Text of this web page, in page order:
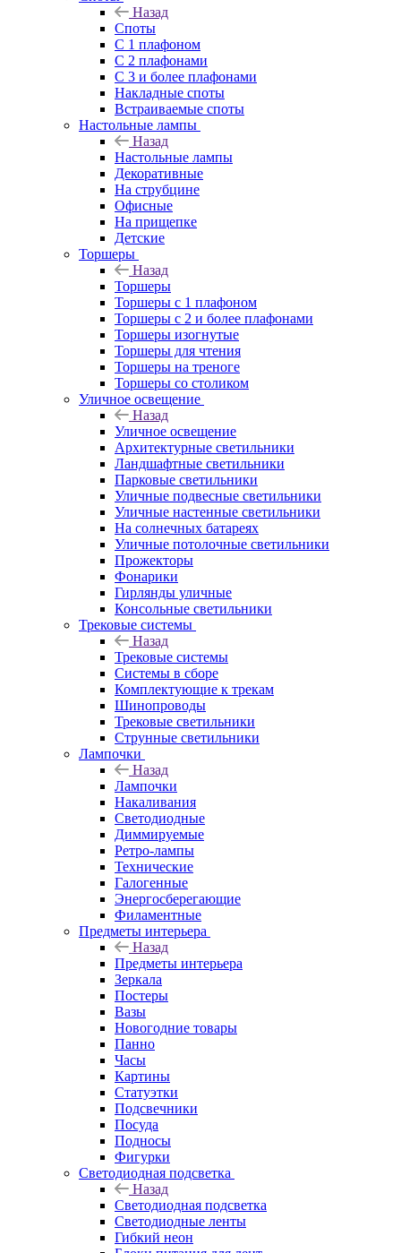
Назад
Споты
С 1 плафоном
С 2 плафонами
С 3 и более плафонами
Накладные споты
Встраиваемые споты
Настольные лампы
Назад
Настольные лампы
Декоративные
На струбцине
Офисные
На прищепке
Детские
Торшеры
Назад
Торшеры
Торшеры с 1 плафоном
Торшеры с 2 и более плафонами
Торшеры изогнутые
Торшеры для чтения
Торшеры на треноге
Торшеры со столиком
Уличное освещение
Назад
Уличное освещение
Архитектурные светильники
Ландшафтные светильники
Парковые светильники
Уличные подвесные светильники
Уличные настенные светильники
На солнечных батареях
Уличные потолочные светильники
Прожекторы
Фонарики
Гирлянды уличные
Консольные светильники
Трековые системы
Назад
Трековые системы
Системы в сборе
Комплектующие к трекам
Шинопроводы
Трековые светильники
Струнные светильники
Лампочки
Назад
Лампочки
Накаливания
Светодиодные
Диммируемые
Ретро-лампы
Технические
Галогенные
Энергосберегающие
Филаментные
Предметы интерьера
Назад
Предметы интерьера
Зеркала
Постеры
Вазы
Новогодние товары
Панно
Часы
Картины
Статуэтки
Подсвечники
Посуда
Подносы
Фигурки
Светодиодная подсветка
Назад
Светодиодная подсветка
Светодиодные ленты
Гибкий неон